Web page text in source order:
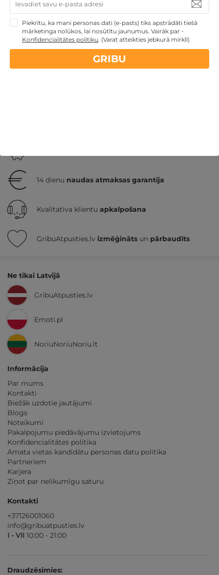
DIVIEM
Anīkšči ,Barono vila Resort & SPA
109€ GRIBU
14 dienu naudas atmaksas garantija
Kvalitatīva klientu apkalpošana
GribuAtpusties.lv izmēģināts un pārbaudīts
Ne tikai Latvijā
GribuAtpusties.lv
Emoti.pl
NoriuNoriuNoriu.lt
Informācija
Par mums
Kontakti
Biežāk uzdotie jautājumi
Blogs
Noteikumi
Pakalpojumu piedāvājumu izvietojums
Konfidencialitātes politika
Amata vietas kandidātu personas datu politika
Partneriem
Karjera
Ziņot par nelikumīgu saturu
Kontakti
+37126001060
info@gribuatpusties.lv
I - VII 10:00 - 21:00
Draudzēsimies:
Piekrītu, ka mani personas dati (e-pasts) tiks apstrādāti tiešā
mārketinga nolūkos, lai nosūtītu jaunumus. Vairāk par -
Konfidencialitātes politiku. (Varat atteikties jebkurā mirklī)
GRIBU